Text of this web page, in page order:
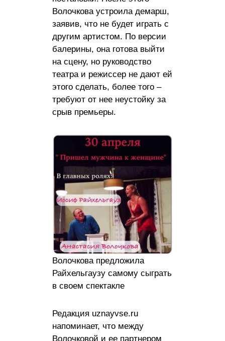
Волочкова устроила демарш,
заявив, что не будет играть с
другим артистом. По версии
балерины, она готова выйти
на сцену, но руководство
театра и режиссер не дают ей
этого сделать, более того –
требуют от нее неустойку за
срыв премьеры.
Волочкова предложила
Райхельгаузу самому сыграть
в своем спектакле
Редакция uznayvse.ru
напоминает, что между
Волочковой и ее партнером